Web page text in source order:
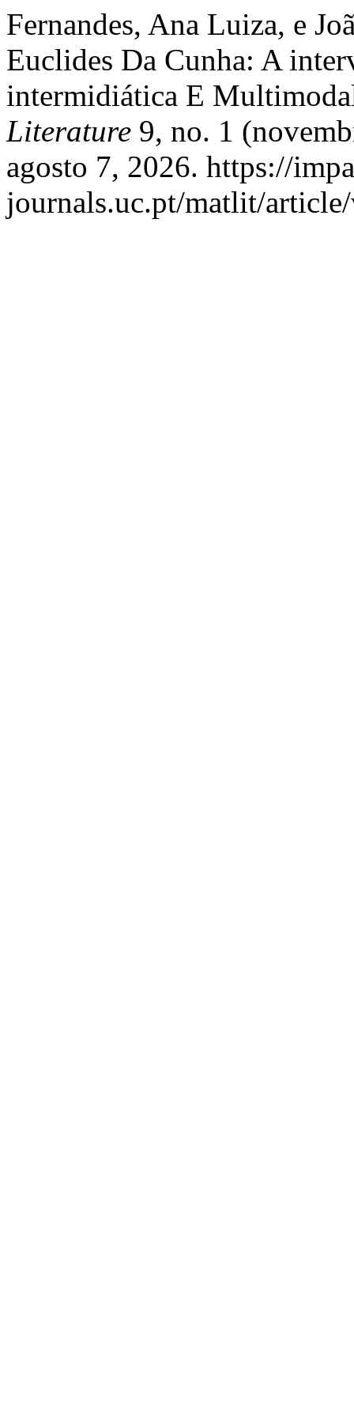
Fernandes, Ana Luiza, e
Euclides Da Cunha: A
intermidiática E
Literature 9, no. 1
agosto 7, 2026. https://
journals.uc.pt/matlit/